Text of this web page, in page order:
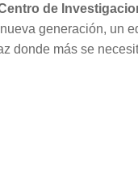
de
generación, un
donde más se